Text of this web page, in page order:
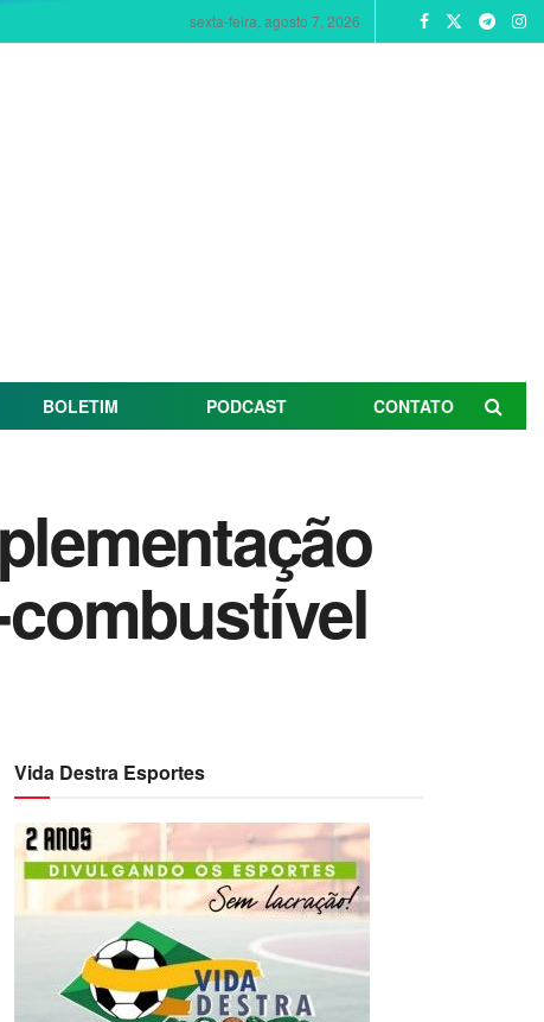
sexta-feira, agosto 7, 2026
BOLETIM PODCAST CONTATO
Vida Destra Esportes